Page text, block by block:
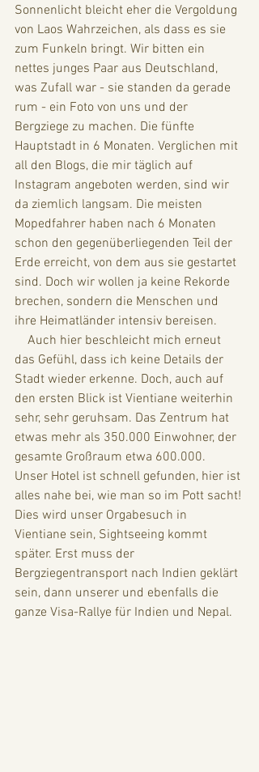
Sonnenlicht bleicht eher die Vergoldung
von Laos Wahrzeichen, als dass es sie
zum Funkeln bringt. Wir bitten ein
nettes junges Paar aus Deutschland,
was Zufall war - sie standen da gerade
rum - ein Foto von uns und der
Bergziege zu machen. Die fünfte
Hauptstadt in 6 Monaten. Verglichen mit
all den Blogs, die mir täglich auf
Instagram angeboten werden, sind wir
da ziemlich langsam. Die meisten
Mopedfahrer haben nach 6 Monaten
schon den gegenüberliegenden Teil der
Erde erreicht, von dem aus sie gestartet
sind. Doch wir wollen ja keine Rekorde
brechen, sondern die Menschen und
ihre Heimatländer intensiv bereisen.
das Gefühl, dass ich keine Details der
Stadt wieder erkenne. Doch, auch auf
den ersten Blick ist Vientiane weiterhin
sehr, sehr geruhsam. Das Zentrum hat
etwas mehr als 350.000 Einwohner, der
gesamte Großraum etwa 600.000.
Unser Hotel ist schnell gefunden, hier ist
alles nahe bei, wie man so im Pott sacht!
Dies wird unser Orgabesuch in
Vientiane sein, Sightseeing kommt
später. Erst muss der
Bergziegentransport nach Indien geklärt
sein, dann unserer und ebenfalls die
ganze Visa-Rallye für Indien und Nepal.